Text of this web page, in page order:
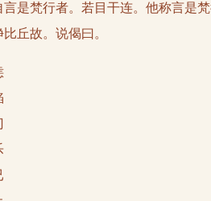
是梵行者。若目干连。他称言是
丘故。说偈曰。